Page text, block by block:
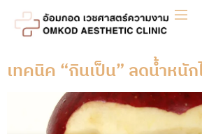
เทคนิค “กินเป็น” ลดน้ำหนัก